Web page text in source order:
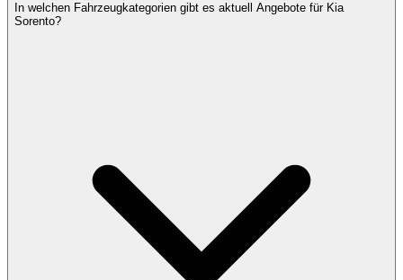
In welchen Fahrzeugkategorien gibt es aktuell Angebote für Kia
Sorento?